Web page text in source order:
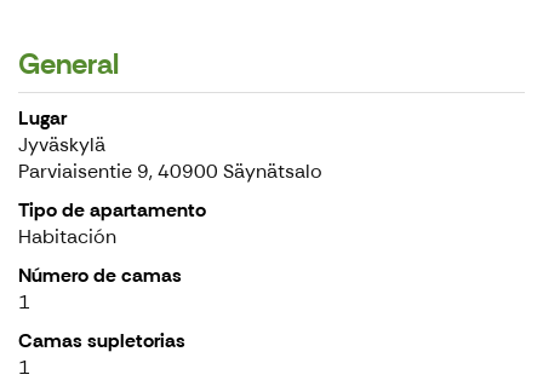
General
Lugar
Jyväskylä
Parviaisentie 9, 40900 Säynätsalo
Tipo de apartamento
Habitación
Número de camas
1
Camas supletorias
1